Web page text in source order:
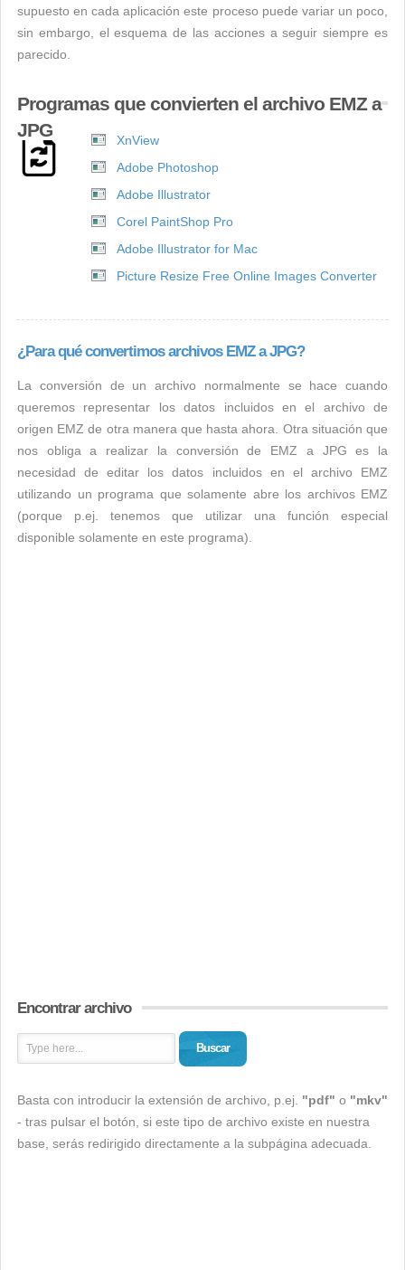
supuesto en cada aplicación este proceso puede variar un poco,
sin embargo, el esquema de las acciones a seguir siempre es
parecido.
Programas que convierten el archivo EMZ a
JPG
XnView
Adobe Photoshop
Adobe Illustrator
Corel PaintShop Pro
Adobe Illustrator for Mac
Picture Resize Free Online Images Converter
¿Para qué convertimos archivos EMZ a JPG?
La conversión de un archivo normalmente se hace cuando
queremos representar los datos incluidos en el archivo de
origen EMZ de otra manera que hasta ahora. Otra situación que
nos obliga a realizar la conversión de EMZ a JPG es la
necesidad de editar los datos incluidos en el archivo EMZ
utilizando un programa que solamente abre los archivos EMZ
(porque p.ej. tenemos que utilizar una función especial
disponible solamente en este programa).
Encontrar archivo
Buscar
Basta con introducir la extensión de archivo, p.ej. "pdf" o "mkv"
- tras pulsar el botón, si este tipo de archivo existe en nuestra
base, serás redirigido directamente a la subpágina adecuada.